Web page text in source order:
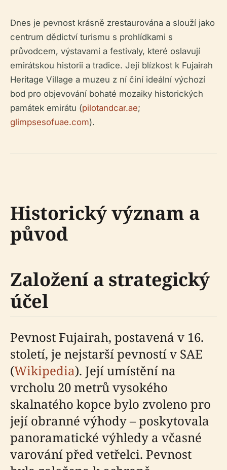
Dnes je pevnost krásně zrestaurována a slouží jako
centrum dědictví turismu s prohlídkami s
průvodcem, výstavami a festivaly, které oslavují
emirátskou historii a tradice. Její blízkost k Fujairah
Heritage Village a muzeu z ní činí ideální výchozí
bod pro objevování bohaté mozaiky historických
památek emirátu (pilotandcar.ae;
glimpsesofuae.com).
Historický význam a
původ
Založení a strategický
účel
Pevnost Fujairah, postavená v 16.
století, je nejstarší pevností v SAE
(Wikipedia). Její umístění na
vrcholu 20 metrů vysokého
skalnatého kopce bylo zvoleno pro
její obranné výhody – poskytovala
panoramatické výhledy a včasné
varování před vetřelci. Pevnost